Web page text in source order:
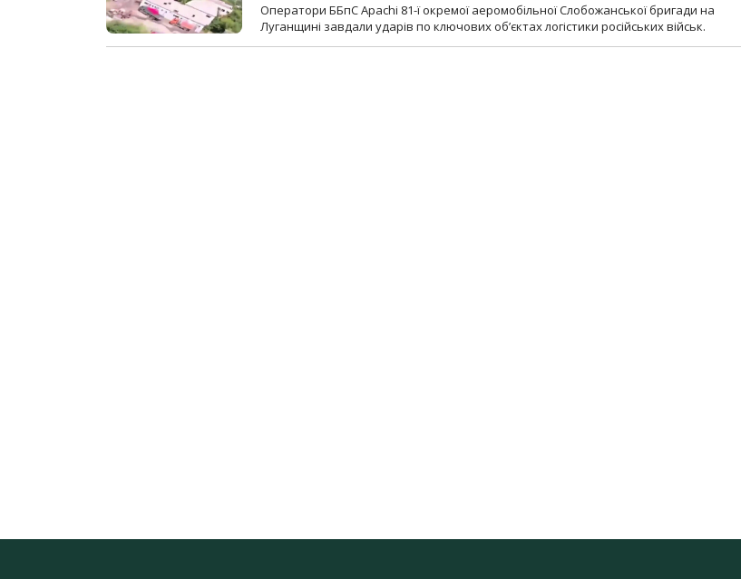
Оператори ББпС Apachi 81-ї окремої аеромобільної Слобожанської бригади на
Луганщині завдали ударів по ключових об’єктах логістики російських військ.